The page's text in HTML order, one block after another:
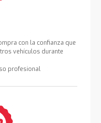
con la confianza que
vehículos durante
profesional